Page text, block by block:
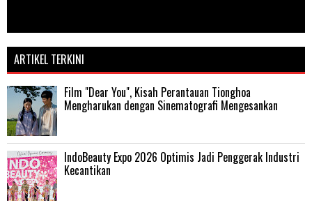
ARTIKEL TERKINI
Film "Dear You", Kisah Perantauan Tionghoa
Mengharukan dengan Sinematografi Mengesankan
IndoBeauty Expo 2026 Optimis Jadi Penggerak Industri
Kecantikan